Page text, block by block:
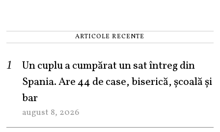
ARTICOLE RECENTE
Un cuplu a cumpărat un sat întreg din
Spania. Are 44 de case, biserică, școală și
bar
august 8, 2026